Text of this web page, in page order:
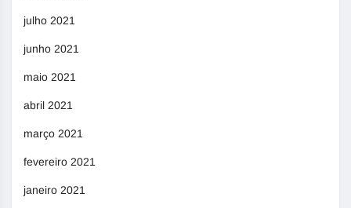
julho 2021
junho 2021
maio 2021
abril 2021
março 2021
fevereiro 2021
janeiro 2021